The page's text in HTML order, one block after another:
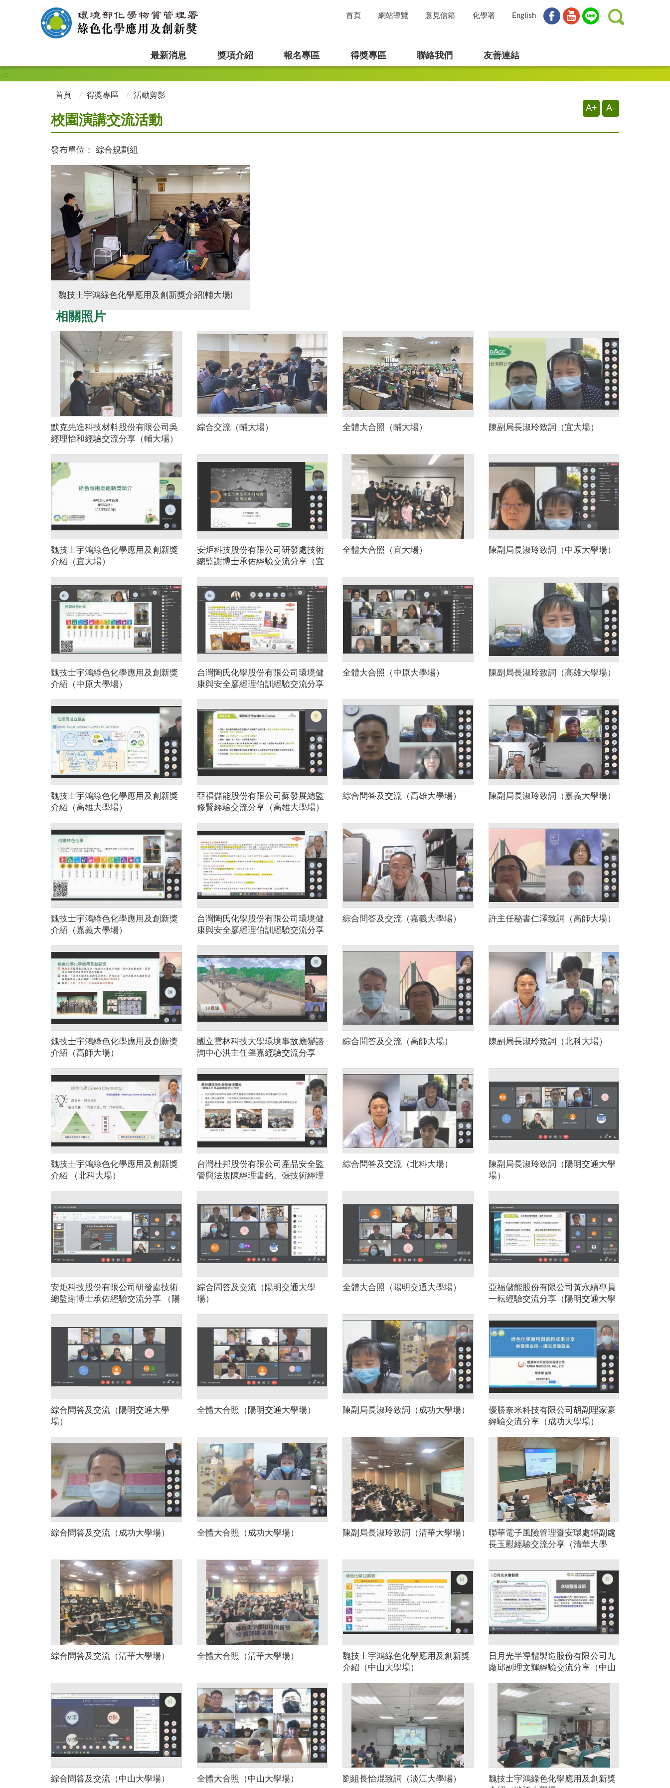
首頁 網站導覽 意見信箱 化學署 English
:::
最新消息 獎項介紹 報名專區 得獎專區 聯絡我們 友善連結
:::
首頁 得獎專區 活動剪影
A+ A-
校園演講交流活動
發布單位： 綜合規劃組
魏技士宇鴻綠色化學應用及創新獎介紹(輔大場)
相關照片
默克先進科技材料股份有限公司吳
經理怡和經驗交流分享（輔大場）
綜合交流（輔大場） 全體大合照（輔大場） 陳副局長淑玲致詞（宜大場）
魏技士宇鴻綠色化學應用及創新獎
介紹（宜大場）
安炬科技股份有限公司研發處技術
總監謝博士承佑經驗交流分享（宜
全體大合照（宜大場） 陳副局長淑玲致詞（中原大學場）
魏技士宇鴻綠色化學應用及創新獎
介紹（中原大學場）
台灣陶氏化學股份有限公司環境健
康與安全廖經理伯訓經驗交流分享
全體大合照（中原大學場） 陳副局長淑玲致詞（高雄大學場）
魏技士宇鴻綠色化學應用及創新獎
介紹（高雄大學場）
亞福儲能股份有限公司蘇發展總監
修賢經驗交流分享（高雄大學場）
綜合問答及交流（高雄大學場） 陳副局長淑玲致詞（嘉義大學場）
魏技士宇鴻綠色化學應用及創新獎
介紹（嘉義大學場）
台灣陶氏化學股份有限公司環境健
康與安全廖經理伯訓經驗交流分享
綜合問答及交流（嘉義大學場） 許主任秘書仁澤致詞（高師大場）
魏技士宇鴻綠色化學應用及創新獎
介紹（高師大場）
國立雲林科技大學環境事故應變諮
詢中心洪主任肇嘉經驗交流分享
綜合問答及交流（高師大場） 陳副局長淑玲致詞（北科大場）
魏技士宇鴻綠色化學應用及創新獎
介紹 （北科大場）
台灣杜邦股份有限公司產品安全監
管與法規陳經理書銘、張技術經理
綜合問答及交流（北科大場）
陳副局長淑玲致詞（陽明交通大學
場）
安炬科技股份有限公司研發處技術
總監謝博士承佑經驗交流分享 （陽
綜合問答及交流（陽明交通大學
場）
全體大合照（陽明交通大學場）
亞福儲能股份有限公司黃永續專員
一耘經驗交流分享（陽明交通大學
綜合問答及交流（陽明交通大學
場）
全體大合照（陽明交通大學場） 陳副局長淑玲致詞（成功大學場）
優勝奈米科技有限公司胡副理家豪
經驗交流分享（成功大學場）
綜合問答及交流（成功大學場） 全體大合照（成功大學場） 陳副局長淑玲致詞（清華大學場）
聯華電子風險管理暨安環處鍾副處
長玉慰經驗交流分享（清華大學
綜合問答及交流（清華大學場） 全體大合照（清華大學場）
魏技士宇鴻綠色化學應用及創新獎
介紹（中山大學場）
日月光半導體製造股份有限公司九
廠邱副理文輝經驗交流分享（中山
綜合問答及交流（中山大學場） 全體大合照（中山大學場） 劉組長怡焜致詞（淡江大學場）
魏技士宇鴻綠色化學應用及創新獎